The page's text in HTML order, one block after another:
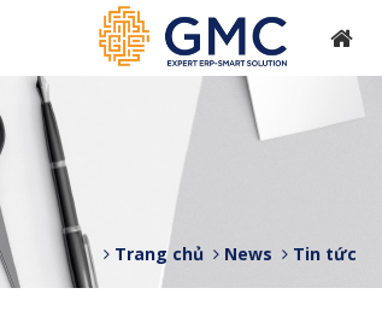
Trang chủ News Tin tức